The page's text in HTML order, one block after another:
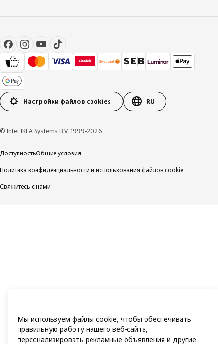
Настройки файлов cookies RU
© Inter IKEA Systems B.V. 1999-2026
ДоступностьОбщие условия
Политика конфиденциальности и использования файлов cookie
Свяжитесь с нами
Мы используем файлы cookie, чтобы обеспечивать
правильную работу нашего веб-сайта,
персонализировать рекламные объявления и другие